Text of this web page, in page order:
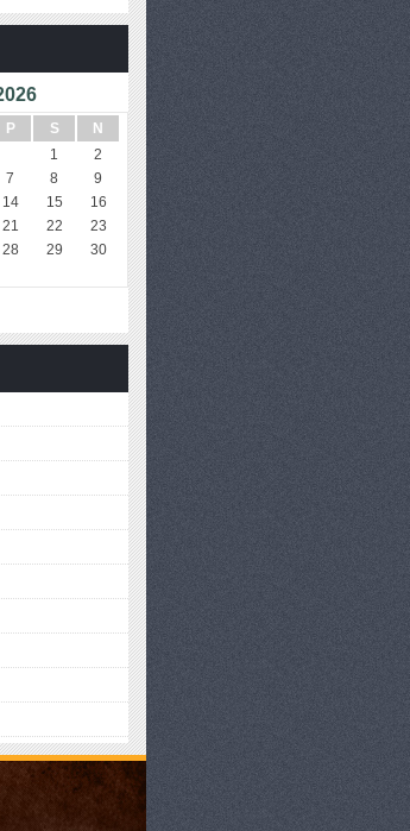
P S
N
1
2
7 8
9
14 15
16
21 22
23
28 29
30